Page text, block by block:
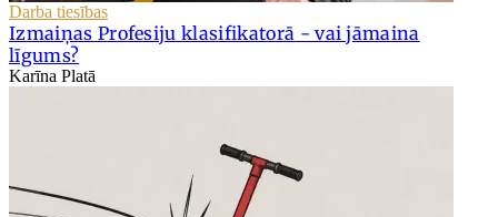
Darba tiesības
Izmaiņas Profesiju klasifikatorā - vai jāmaina
līgums?
Karīna Platā